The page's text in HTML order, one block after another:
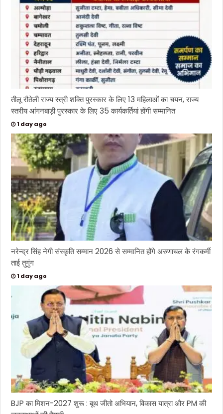
तीलू रौतेली राज्य स्त्री शक्ति पुरस्कार के लिए 13 महिलाओं का चयन, राज्य
स्तरीय आंगनबाड़ी पुरस्कार के लिए 35 कार्यकर्तियां होंगी सम्मानित
1 day ago
नरेन्द्र सिंह नेगी संस्कृति सम्मान 2026 से सम्मानित होंगे अरुणाचल के रंगकर्मी
ताई तुगुंग
1 day ago
BJP का मिशन-2027 शुरू : बूथ जीतो अभियान, विकास यात्रा और PM की